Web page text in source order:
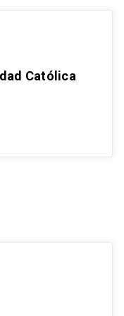
Católica